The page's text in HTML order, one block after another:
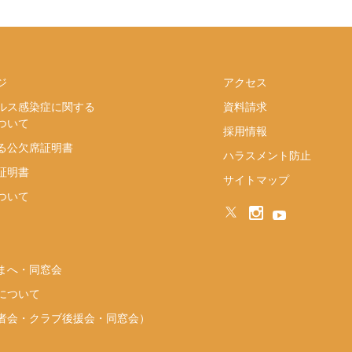
ス感染症に関する
いて
公欠席証明書
明書
いて
へ・同窓会
ついて
会・クラブ後援会・同窓会）
アクセス
資料請求
採用情報
ハラスメント防止
サイトマップ